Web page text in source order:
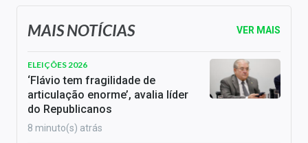
MAIS NOTÍCIAS VER MAIS
ELEIÇÕES 2026
‘Flávio tem fragilidade de
articulação enorme’, avalia líder
do Republicanos
8 minuto(s) atrás